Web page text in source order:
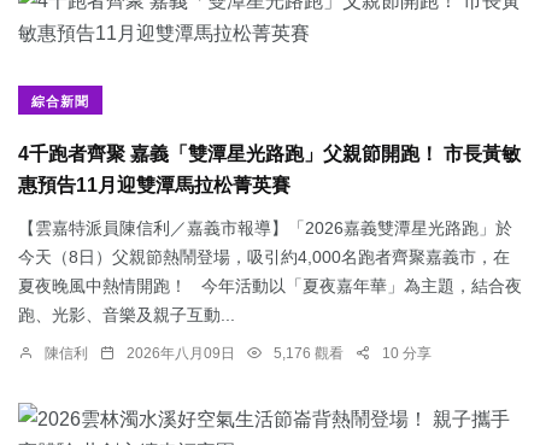
綜合新聞
4千跑者齊聚 嘉義「雙潭星光路跑」父親節開跑！ 市長黃敏
惠預告11月迎雙潭馬拉松菁英賽
【雲嘉特派員陳信利／嘉義市報導】「2026嘉義雙潭星光路跑」於
今天（8日）父親節熱鬧登場，吸引約4,000名跑者齊聚嘉義市，在
夏夜晚風中熱情開跑！ 今年活動以「夏夜嘉年華」為主題，結合夜
跑、光影、音樂及親子互動...
陳信利 2026年八月09日 5,176 觀看 10 分享